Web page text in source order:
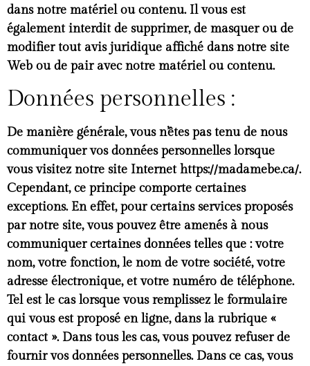
dans notre matériel ou contenu. Il vous est
également interdit de supprimer, de masquer ou de
modifier tout avis juridique affiché dans notre site
Web ou de pair avec notre matériel ou contenu.
Données personnelles :
De manière générale, vous n’êtes pas tenu de nous
communiquer vos données personnelles lorsque
vous visitez notre site Internet https://madamebe.ca/.
Cependant, ce principe comporte certaines
exceptions. En effet, pour certains services proposés
par notre site, vous pouvez être amenés à nous
communiquer certaines données telles que : votre
nom, votre fonction, le nom de votre société, votre
adresse électronique, et votre numéro de téléphone.
Tel est le cas lorsque vous remplissez le formulaire
qui vous est proposé en ligne, dans la rubrique «
contact ». Dans tous les cas, vous pouvez refuser de
fournir vos données personnelles. Dans ce cas, vous